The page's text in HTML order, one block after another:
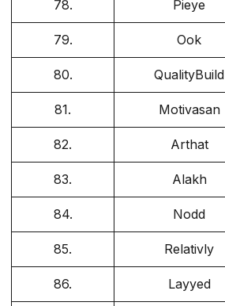
78. Pieye
79. Ook
80. QualityBuild
81. Motivasan
82. Arthat
83. Alakh
84. Nodd
85. Relativly
86. Layyed